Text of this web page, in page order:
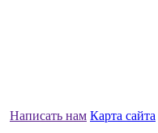
Написать нам Карта сайта